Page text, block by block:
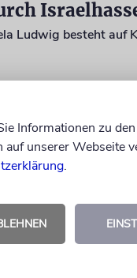
Informationen zu
auf unserer Webseite
.